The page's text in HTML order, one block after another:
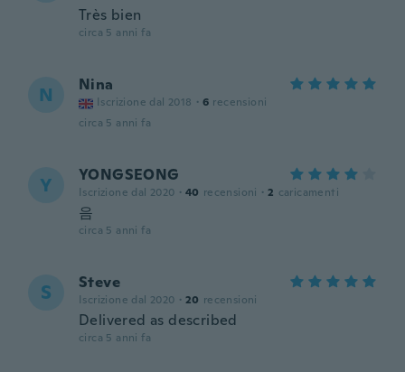
Très bien
circa 5 anni fa
N Nina
Iscrizione dal 2018 · 6 recensioni
circa 5 anni fa
Y YONGSEONG
Iscrizione dal 2020 · 40 recensioni · 2 caricamenti
음
circa 5 anni fa
S Steve
Iscrizione dal 2020 · 20 recensioni
Delivered as described
circa 5 anni fa